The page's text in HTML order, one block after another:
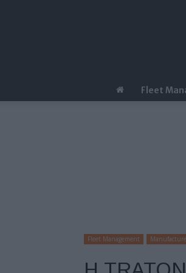
Fleet
Fleet Management